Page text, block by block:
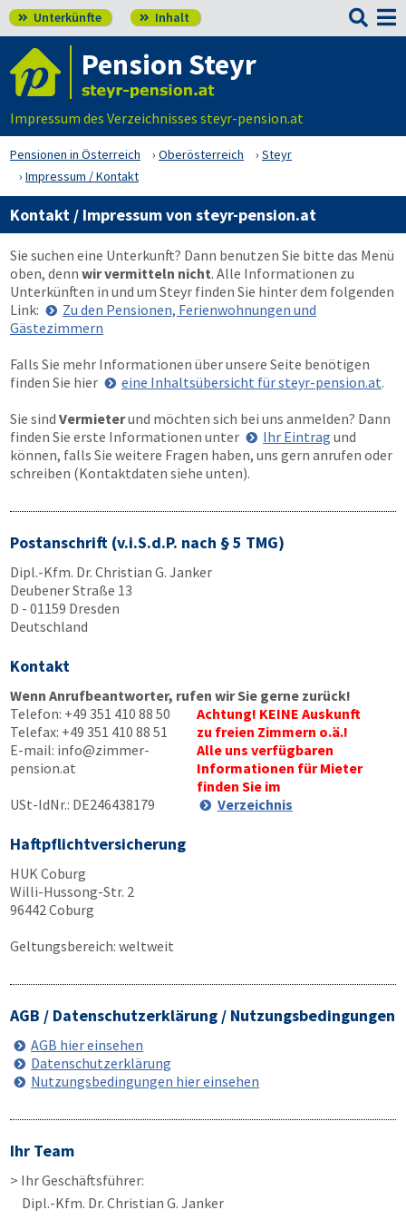
 Unterkünfte  Inhalt 
Pension Steyr
Impressum des Verzeichnisses steyr-pension.at
Pensionen in Österreich Oberösterreich
Steyr
Impressum / Kontakt
Kontakt / Impressum von steyr-pension.at
Sie suchen eine Unterkunft? Dann benutzen Sie bitte das Menü
oben, denn wir vermitteln nicht. Alle Informationen zu
Unterkünften in und um Steyr finden Sie hinter dem folgenden
Link:
Zu den Pensionen, Ferienwohnungen und
Gästezimmern
Falls Sie mehr Informationen über unsere Seite benötigen
finden Sie hier
eine Inhaltsübersicht für steyr-pension.at.
Sie sind Vermieterund möchten sich bei uns anmelden? Dann
finden Sie erste Informationen unter
Ihr Eintrag und
können, falls Sie weitere Fragen haben, uns gern anrufen oder
schreiben (Kontaktdaten siehe unten).
Postanschrift (v.i.S.d.P. nach § 5 TMG)
Dipl.-Kfm. Dr. Christian G. Janker
Deubener Straße 13
D - 01159 Dresden
Deutschland
Kontakt
Wenn Anrufbeantworter, rufen wir Sie gerne zurück!
Telefon: +49 351 410 88 50
Telefax: +49 351 410 88 51
E-mail: info@zimmer-
pension.at
USt-IdNr.: DE246438179
Achtung! KEINE Auskunft
zu freien Zimmern o.ä.!
Alle uns verfügbaren
Informationen für Mieter
finden Sie im
Verzeichnis
Haftpflichtversicherung
HUK Coburg
Willi-Hussong-Str. 2
96442 Coburg
Geltungsbereich: weltweit
AGB / Datenschutzerklärung / Nutzungsbedingungen
AGB hier einsehen
Datenschutzerklärung
Nutzungsbedingungen hier einsehen
Ihr Team
> Ihr Geschäftsführer:
Dipl.-Kfm. Dr. Christian G. Janker